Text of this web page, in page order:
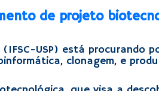
de projeto
USP) está procurando
clonagem, e